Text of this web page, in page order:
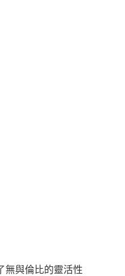
無與倫比的靈活性